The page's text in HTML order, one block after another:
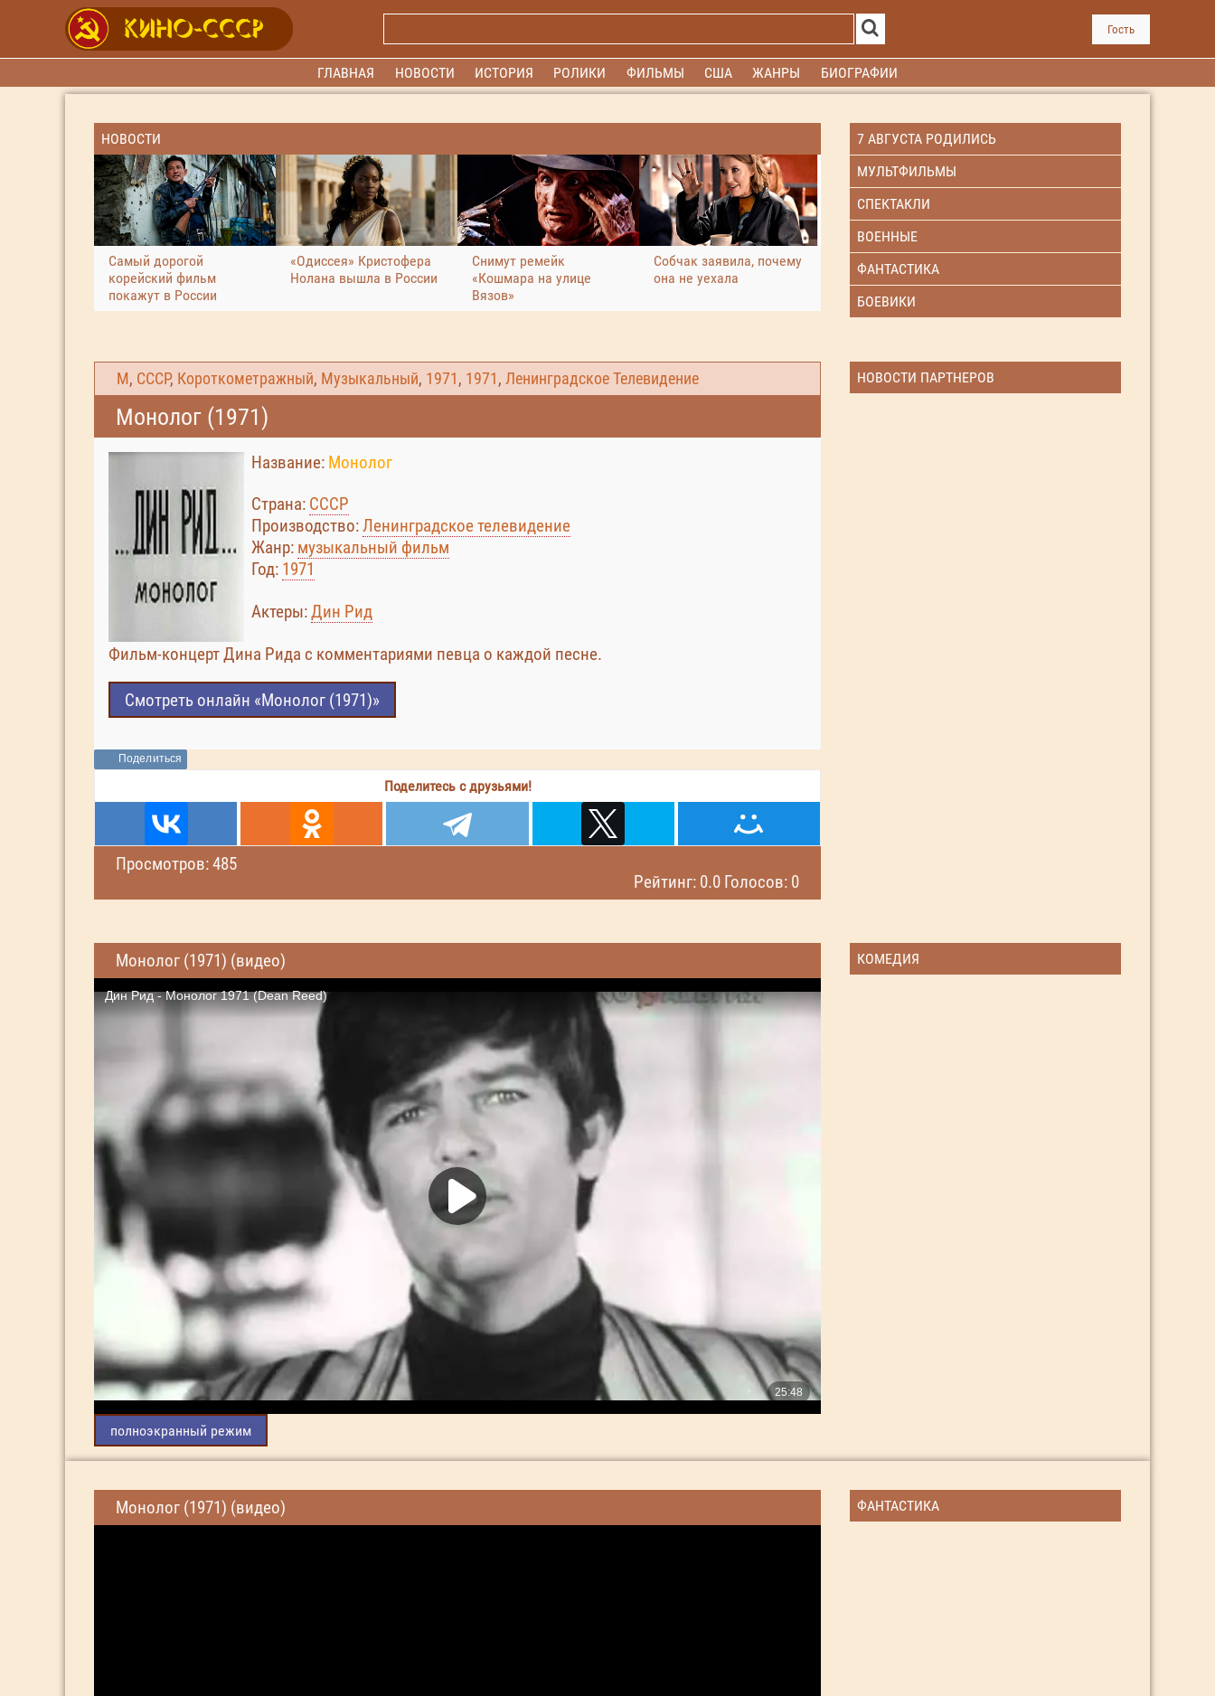
Гость
ГЛАВНАЯ НОВОСТИ ИСТОРИЯ РОЛИКИ ФИЛЬМЫ США ЖАНРЫ БИОГРАФИИ
НОВОСТИ
Самый дорогой
корейский фильм
покажут в России
«Одиссея» Кристофера
Нолана вышла в России
Снимут ремейк
«Кошмара на улице
Вязов»
Собчак заявила, почему
она не уехала
7 АВГУСТА РОДИЛИСЬ
МУЛЬТФИЛЬМЫ
СПЕКТАКЛИ
ВОЕННЫЕ
ФАНТАСТИКА
БОЕВИКИ
М , СССР, Короткометражный, Музыкальный, 1971 , 1971 , Ленинградское Телевидение
Монолог (1971)
Название: Монолог
Страна: СССР
Производство:Ленинградское телевидение
Жанр: музыкальный фильм
Год: 1971
Актеры:Дин Рид
Фильм-концерт Дина Рида с комментариями певца о каждой песне.
Смотреть онлайн «Монолог (1971)»
Поделиться
Поделитесь с друзьями!
Просмотров: 485
Рейтинг: 0.0 Голосов: 0
НОВОСТИ ПАРТНЕРОВ
Монолог (1971) (видео)
полноэкранный режим
КОМЕДИЯ
Монолог (1971) (видео) ФАНТАСТИКА